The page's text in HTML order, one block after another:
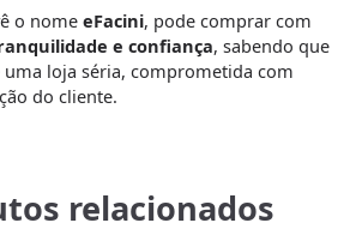
o nome eFacini, pode comprar com
e confiança, sabendo que
loja séria, comprometida com
do cliente.
relacionados